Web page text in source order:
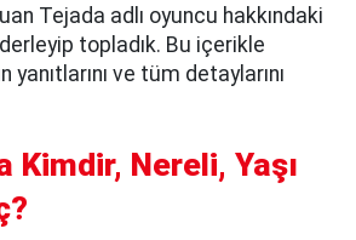
Tejada adlı oyuncu hakkındaki
topladık. Bu içerikle
yanıtlarını ve tüm detaylarını
Kimdir, Nereli, Yaşı